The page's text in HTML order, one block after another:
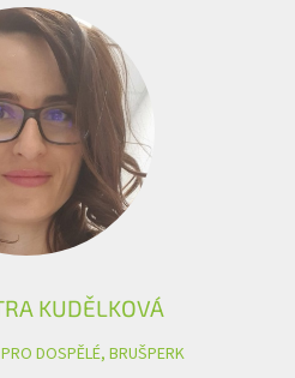
KUDĚLKOVÁ
DOSPĚLÉ, BRUŠPERK